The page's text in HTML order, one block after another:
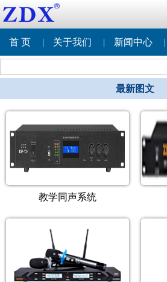
首 页 | 关于我们 | 新闻中心 |
最新图文
教学同声系统